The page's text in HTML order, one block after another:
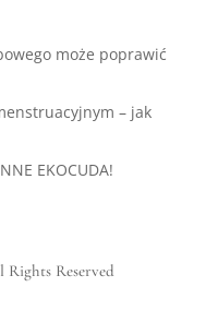
może poprawić
– jak
EKOCUDA!
Reserved